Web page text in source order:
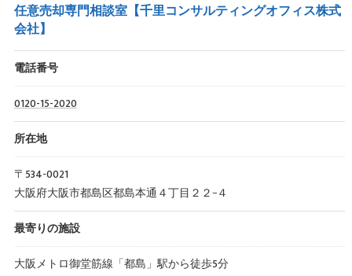
任意売却専門相談室【千里コンサルティングオフィス株式
会社】
電話番号
0120-15-2020
所在地
〒534-0021
大阪府大阪市都島区都島本通４丁目２２−４
最寄りの施設
大阪メトロ御堂筋線「都島」駅から徒歩5分